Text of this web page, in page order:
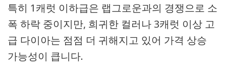
특히 1캐럿 이하급은 랩그로운과의 경쟁으로 소
폭 하락 중이지만, 희귀한 컬러나 3캐럿 이상 고
급 다이아는 점점 더 귀해지고 있어 가격 상승
가능성이 큽니다.